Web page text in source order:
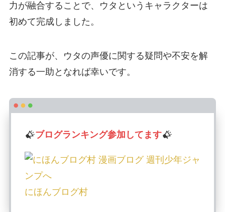
力が融合することで、ウタというキャラクターは
初めて完成しました。
この記事が、ウタの声優に関する疑問や不安を解
消する一助となれば幸いです。
ブログランキング参加してます
にほんブログ村